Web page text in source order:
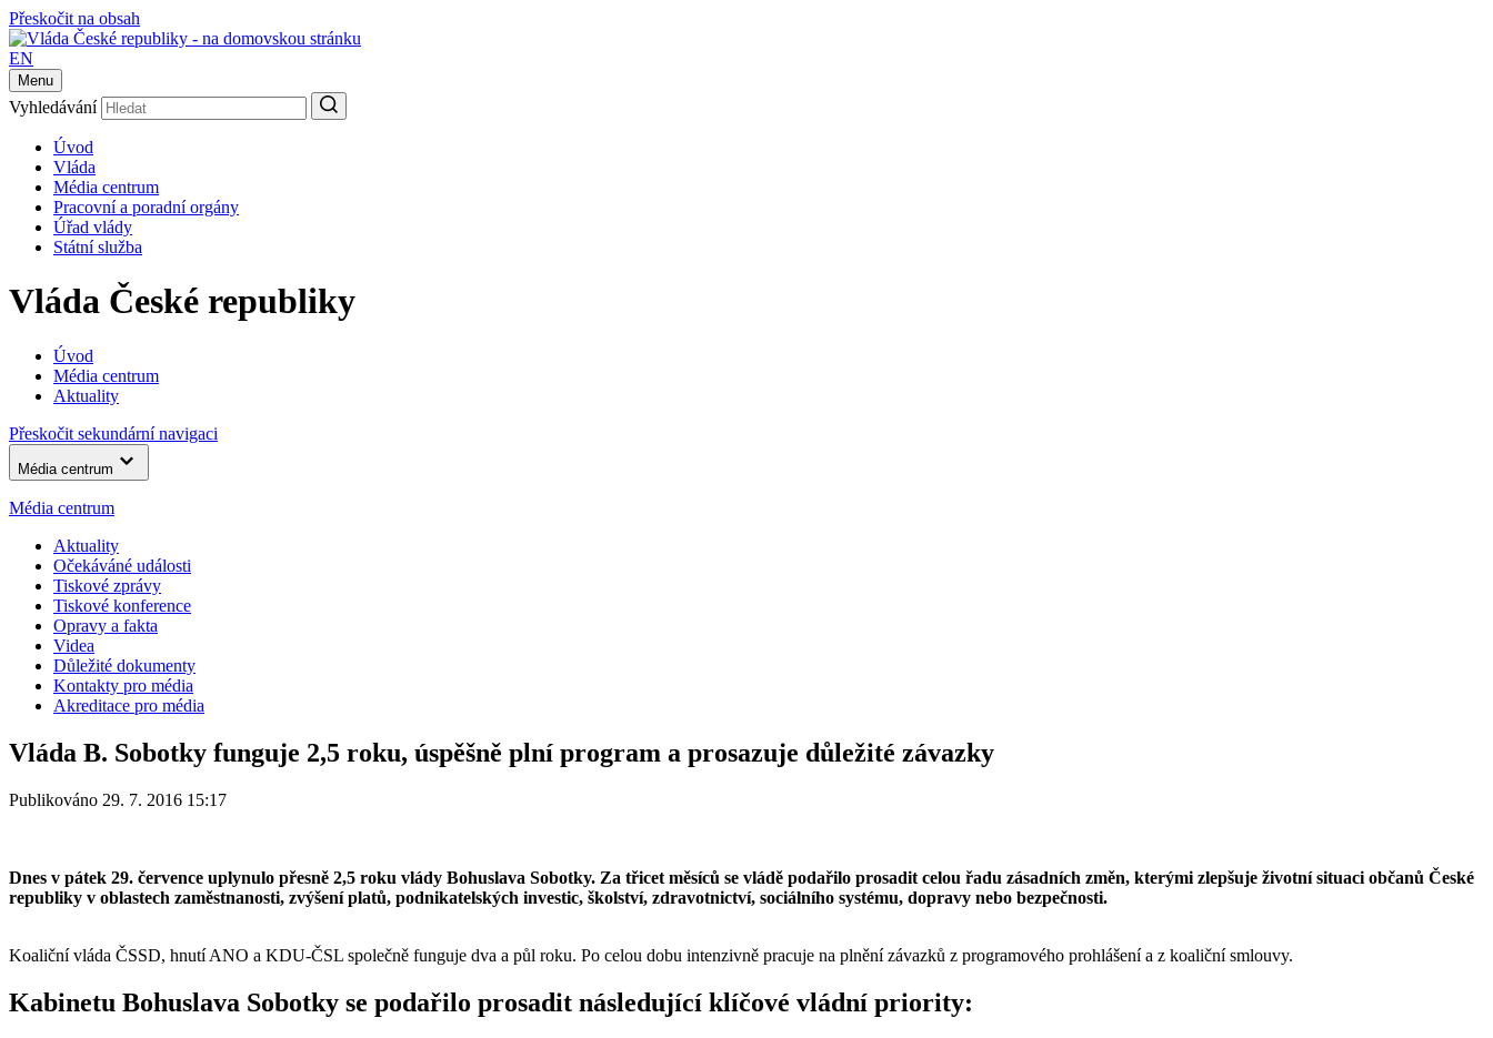
Přeskočit na obsah
EN
Menu
Vyhledávání
Úvod
Vláda
Média centrum
Pracovní a poradní orgány
Úřad vlády
Státní služba
Vláda České republiky
Úvod
Média centrum
Aktuality
Přeskočit sekundární navigaci
Média centrum
Média centrum
Aktuality
Očekáváné události
Tiskové zprávy
Tiskové konference
Opravy a fakta
Videa
Důležité dokumenty
Kontakty pro média
Akreditace pro média
Vláda B. Sobotky funguje 2,5 roku, úspěšně plní program a prosazuje důležité závazky
Publikováno 29. 7. 2016 15:17
Dnes v pátek 29. července uplynulo přesně 2,5 roku vlády Bohuslava Sobotky. Za třicet měsíců se vládě podařilo prosadit celou řadu zásadních změn, kterými zlepšuje životní situaci občanů České
republiky v oblastech zaměstnanosti, zvýšení platů, podnikatelských investic, školství, zdravotnictví, sociálního systému, dopravy nebo bezpečnosti.
Koaliční vláda ČSSD, hnutí ANO a KDU-ČSL společně funguje dva a půl roku. Po celou dobu intenzivně pracuje na plnění závazků z programového prohlášení a z koaliční smlouvy.
Kabinetu Bohuslava Sobotky se podařilo prosadit následující klíčové vládní priority: